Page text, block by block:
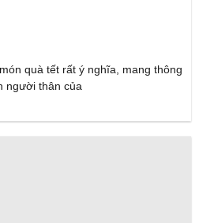
quà tết rất ý nghĩa, mang thông
người thân của